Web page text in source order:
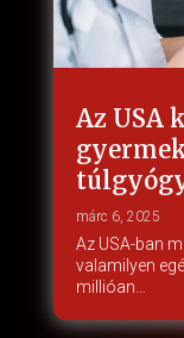
Az USA
márc 6, 2025
Az USA-ban
valamilyen
millióan…